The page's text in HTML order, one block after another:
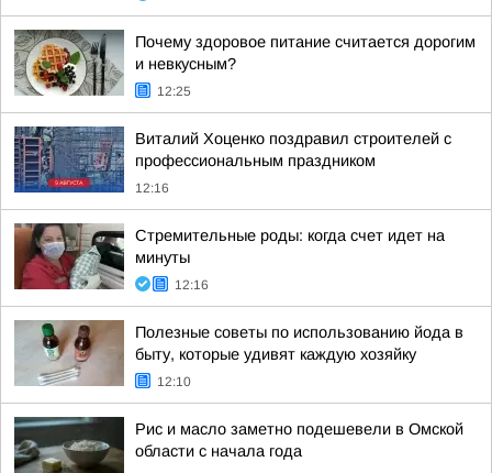
Почему здоровое питание считается дорогим
и невкусным?
12:25
Виталий Хоценко поздравил строителей с
профессиональным праздником
12:16
Стремительные роды: когда счет идет на
минуты
12:16
Полезные советы по использованию йода в
быту, которые удивят каждую хозяйку
12:10
Рис и масло заметно подешевели в Омской
области с начала года